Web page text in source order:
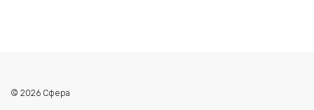
© 2026 Сфера